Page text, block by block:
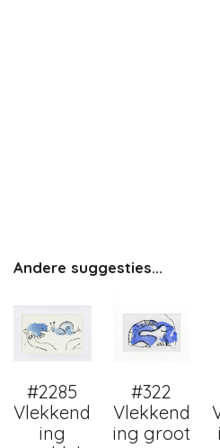
Andere suggesties...
#2285
Vlekkend
ing
#322
Vlekkend
ing groot